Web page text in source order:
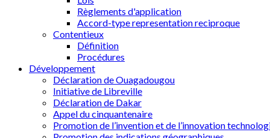
Règlements d'application
Accord-type representation reciproque
Contentieux
Définition
Procédures
Développement
Déclaration de Ouagadougou
Initiative de Libreville
Déclaration de Dakar
Appel du cinquantenaire
Promotion de l’invention et de l’innovation